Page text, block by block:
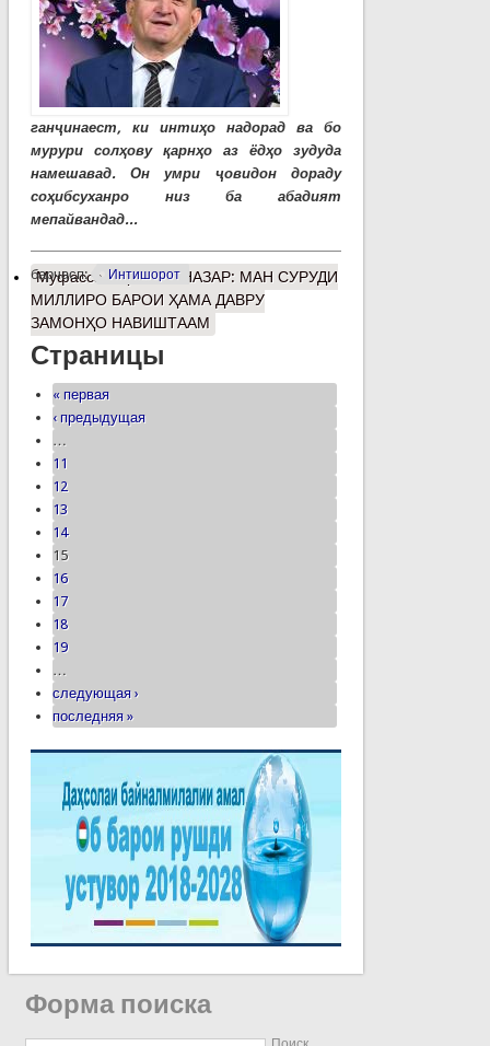
ганҷинаест, ки интиҳо надорад ва бо
мурури солҳову қарнҳо аз ёдҳо зудуда
намешавад. Он умри ҷовидон дораду
соҳибсуханро низ ба абадият
мепайвандад...
барчасп: Интишорот
Муфассалтаро ГУЛНАЗАР: МАН СУРУДИ
МИЛЛИРО БАРОИ ҲАМА ДАВРУ
ЗАМОНҲО НАВИШТААМ
Страницы
« первая
‹ предыдущая
…
11
12
13
14
15
16
17
18
19
…
следующая ›
последняя »
Форма поиска